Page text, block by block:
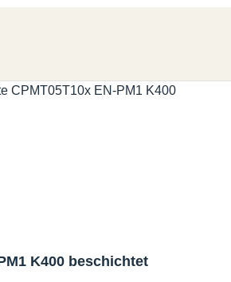
K400 beschichtet